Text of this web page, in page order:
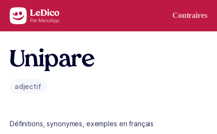
Aller au contenu Contraires
Unipare
adjectif
Définitions, synonymes, exemples en français